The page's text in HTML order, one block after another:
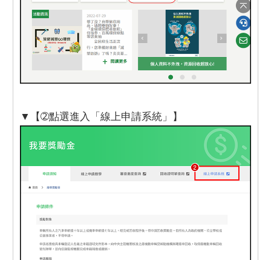
▼【➁點選進入「線上申請系統」】